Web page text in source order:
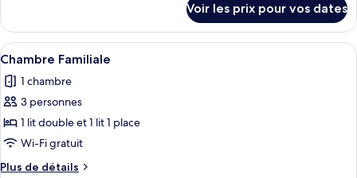
le
type
de
Chambre
Quadruple
Voir les prix pour vos dates
Afficher
toutes
les
photos
pour
ce
type
Une chambre d’hôtel avec deux lits,
6
Chambre Familiale
1 chambre
3 personnes
1 lit double et 1 lit 1 place
Wi-Fi gratuit
Plus de détails
Plus